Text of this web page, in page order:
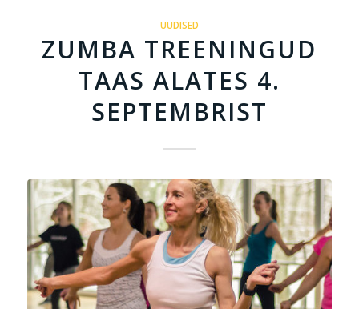
UUDISED
ZUMBA TREENINGUD
TAAS ALATES 4.
SEPTEMBRIST